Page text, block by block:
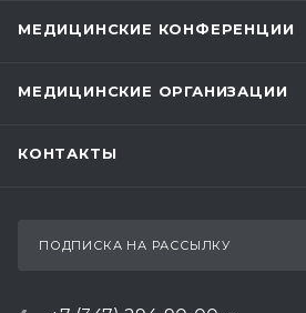
МЕДИЦИНСКИЕ КОНФЕРЕНЦИИ
МЕДИЦИНСКИЕ ОРГАНИЗАЦИИ
КОНТАКТЫ
ПОДПИСКА НА РАССЫЛКУ